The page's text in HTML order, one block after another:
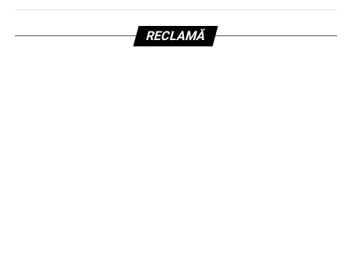
RECLAMĂ